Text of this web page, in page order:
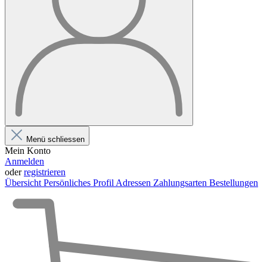
Menü schliessen
Mein Konto
Anmelden
oderregistrieren
Übersicht Persönliches Profil Adressen Zahlungsarten Bestellungen